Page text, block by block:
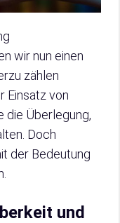
wir nun einen
zählen
Einsatz von
die Überlegung,
Doch
der Bedeutung
und